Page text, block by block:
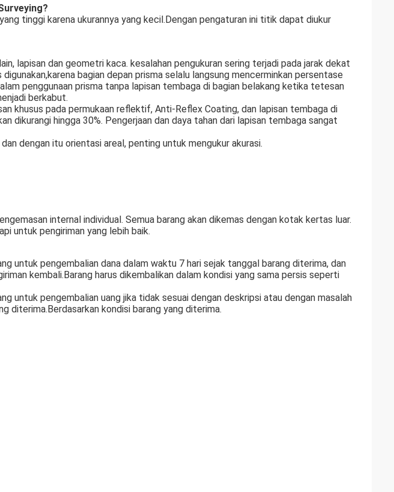
tinggi karena ukurannya yang kecil.Dengan pengaturan ini titik dapat diukur
lapisan dan geometri kaca. kesalahan pengukuran sering terjadi pada jarak dekat
bagian depan prisma selalu langsung mencerminkan persentase
penggunaan prisma tanpa lapisan tembaga di bagian belakang ketika tetesan
berkabut.
khusus pada permukaan reflektif, Anti-Reflex Coating, dan lapisan tembaga di
dikurangi hingga 30%. Pengerjaan dan daya tahan dari lapisan tembaga sangat
dengan itu orientasi areal, penting untuk mengukur akurasi.
internal individual. Semua barang akan dikemas dengan kotak kertas luar.
untuk pengiriman yang lebih baik.
untuk pengembalian dana dalam waktu 7 hari sejak tanggal barang diterima, dan
kembali.Barang harus dikembalikan dalam kondisi yang sama persis seperti
untuk pengembalian uang jika tidak sesuai dengan deskripsi atau dengan masalah
diterima.Berdasarkan kondisi barang yang diterima.